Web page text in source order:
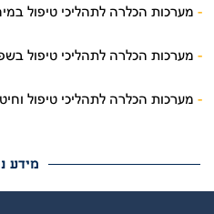
-
-
מערכות הכלרה לתהליכי טיפול -
מידע